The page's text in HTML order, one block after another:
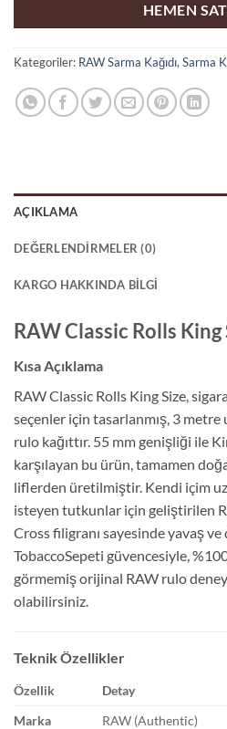
HEMEN
Kategoriler: RAW Sarma Kağıdı, Sarma
AÇIKLAMA
DEĞERLENDIRMELER (0)
KARGO HAKKINDA BILGI
RAW Classic Rolls
Kısa Açıklama
RAW Classic Rolls King Size,
seçenler için tasarlanmış, 3
rulo kağıttır. 55 mm genişliği ile
karşılayan bu ürün, tamamen
liflerden üretilmiştir. Kendi içim
isteyen tutkunlar için geliştirilen
Cross filigranı sayesinde yavaş ve
TobaccoSepeti güvencesiyle,
görmemiş orijinal RAW rulo
olabilirsiniz.
Teknik Özellikler
Özellik
Detay
Marka
RAW (Authentic)